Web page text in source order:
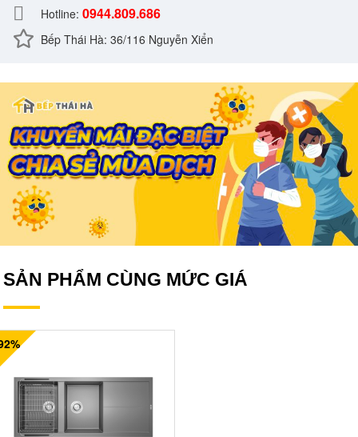
Hotline: 0944.809.686
Bếp Thái Hà: 36/116 Nguyễn Xiển
SẢN PHẨM CÙNG MỨC GIÁ